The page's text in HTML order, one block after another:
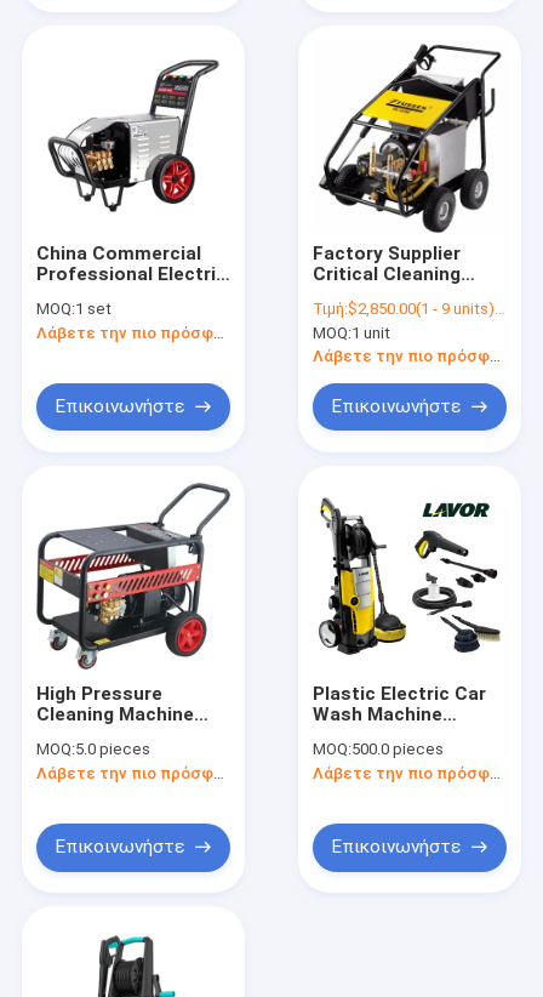
προϊόντα
Σχετικά με εμάς
επαφή
Ηλεκτρικό πλυντήριο αυτοκινήτων
Ηλεκτρικό πλυντήριο αυτοκινήτων
Πλυντήριο αυτοκινήτων
Μηχανή πλύσης αφρού αυτοκινήτου
China Commercial
Professional Electric
Wash Water Cleaning
Car Washer Washer
MOQ:1 set
Λάβετε την πιο πρόσφατη τιμή
Επικοινωνήστε
Factory Supplier
Critical Cleaning
FS15/50 Cleaner 40-
50Mpa High Pressure
Water Jet/Residue
Driveway Car
Τιμή:$2,850.00(1 - 9 units) $2,800.00(>=10 units)
MOQ:1 unit
Λάβετε την πιο πρόσφατη τιμή
Επικοινωνήστε
High Pressure
Cleaning Machine
Car Washer 380v
Portable Electric
MOQ:5.0 pieces
Λάβετε την πιο πρόσφατη τιμή
Επικοινωνήστε
Plastic Electric Car
Wash Machine
MOQ:500.0 pieces
Επικοινωνήστε